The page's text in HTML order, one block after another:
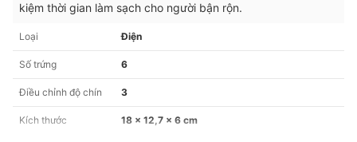
kiệm thời gian làm sạch cho người bận rộn.
Loại Điện
Số trứng 6
Điều chỉnh độ chín 3
Kích thước 18 x 12,7 x 6 cm